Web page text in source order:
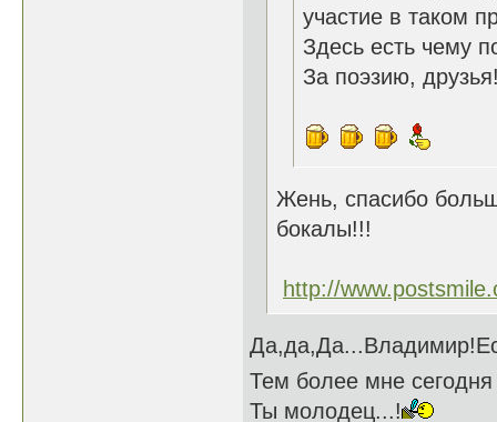
участие в таком
Здесь есть чему
За поэзию,
Жень, спасибо
бокалы!!!
http://
Тем более мне
Ты молодец...!